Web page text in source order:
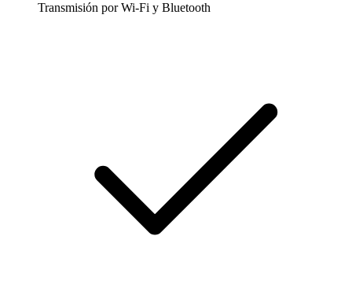
Transmisión por Wi-Fi y Bluetooth